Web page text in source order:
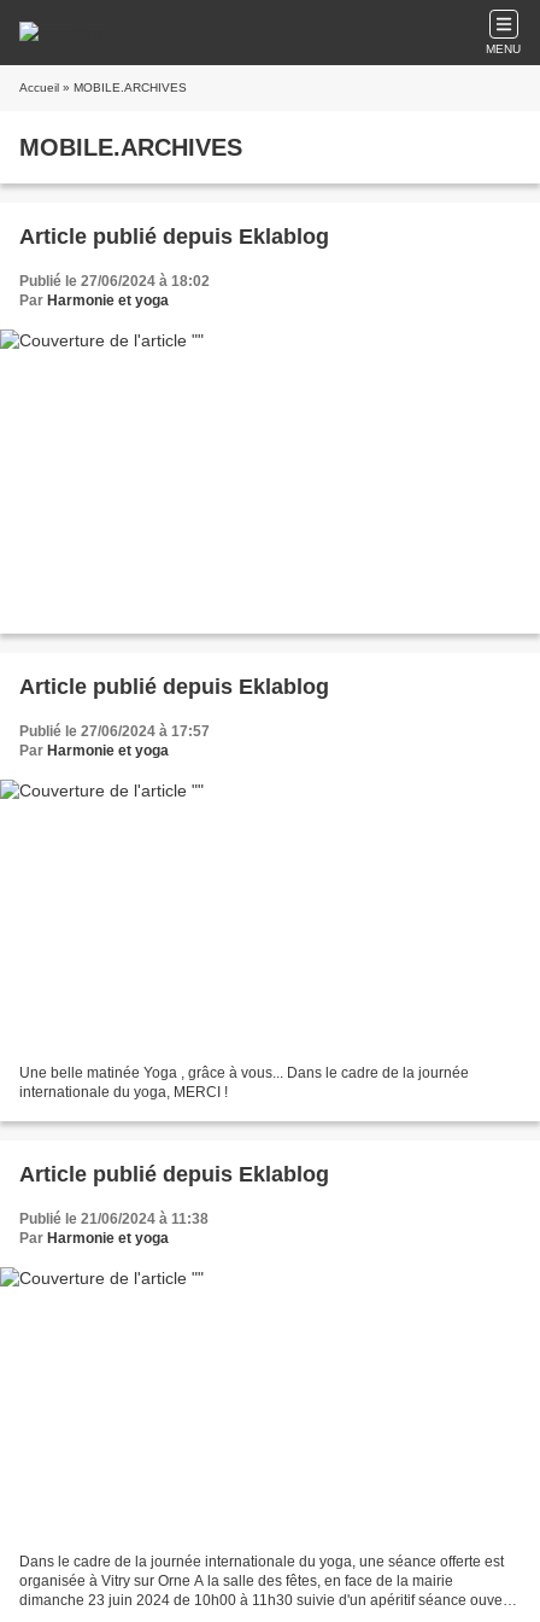
MENU
Accueil » MOBILE.ARCHIVES
MOBILE.ARCHIVES
Article publié depuis Eklablog
Publié le 27/06/2024 à 18:02
Par Harmonie et yoga
Article publié depuis Eklablog
Publié le 27/06/2024 à 17:57
Par Harmonie et yoga
Une belle matinée Yoga , grâce à vous... Dans le cadre de la journée
internationale du yoga, MERCI !
Article publié depuis Eklablog
Publié le 21/06/2024 à 11:38
Par Harmonie et yoga
Dans le cadre de la journée internationale du yoga, une séance offerte est
organisée à Vitry sur Orne A la salle des fêtes, en face de la mairie
dimanche 23 juin 2024 de 10h00 à 11h30 suivie d'un apéritif séance ouverte